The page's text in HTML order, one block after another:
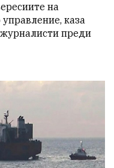
на
каза
преди